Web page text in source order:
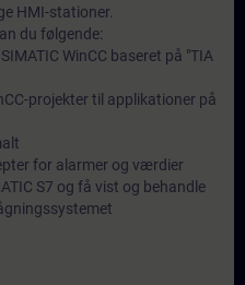
HMI-stationer.
du følgende:
WinCC baseret på "TIA
projekter til applikationer på
for alarmer og værdier
S7 og få vist og behandle